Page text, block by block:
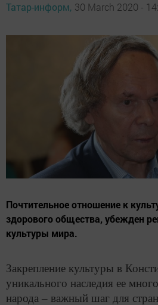
Татар-информ, 30 March 2020 -
Почтительное отношение к
здорового общества, убежден
культуры мира.
Закрепление культуры в
уникального наследия ее
народа – важный шаг для